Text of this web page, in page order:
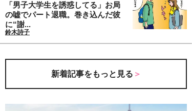
「男子大学生を誘惑してる」お局
の嘘でパート退職。巻き込んだ彼
に“謝...
鈴木詩子
新着記事をもっと見る